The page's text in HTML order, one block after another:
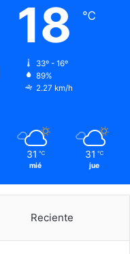
18 ℃
33º - 16º
89%
2.27 km/h
31 ℃
mié
31 ℃
jue
Reciente